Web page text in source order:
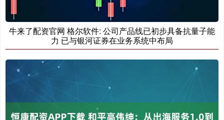
牛来了配资官网 格尔软件: 公司产品线已初步具备抗量子能
力 已与银河证券在业务系统中布局